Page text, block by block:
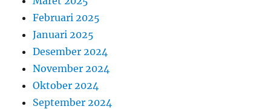
Februari 2025
Januari 2025
Desember 2024
November 2024
Oktober 2024
September 2024